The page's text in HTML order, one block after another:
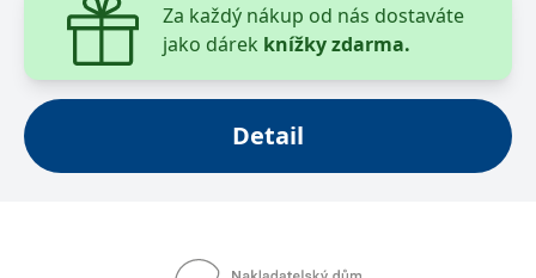
Za každý nákup od nás dostaváte
jako dárek knížky zdarma.
Detail